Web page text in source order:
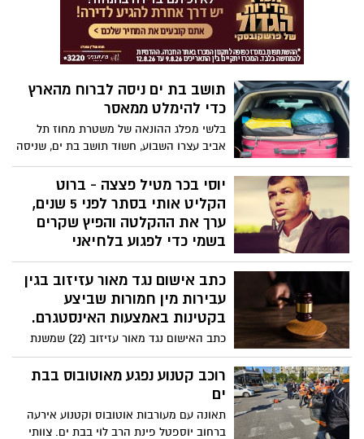
תושב בת ים ניסה לברוח מהארץ
כדי להימלט ממאסר
בלשי מפלג ההונאה של משטרת מחוז תל
אביב עצרו השבוע, חשוד תושב בת ים, שניסה
להימלט מהארץ עם דרכונים מזויפים לאחר
שלא התייצב בבית משפט לקבלת גזר דין בגין
עבירות הונאה חמורות שביצע.
יוסי בכר מטיל פצצה - ברוט
הקליט אותי בסתר לפני 5 שנים,
ערך את ההקלטה והפיץ שקרים
בשמי כדי לפגוע בלחיאני
מה חושבים הבת ימים על ראש עיר שמקליט
אנשים בסתר ומפיץ את ההקלטה לצרכיו
האישיים? יוסי בכר חושב שזו בושה לאיש,
בטח לראש עיר. בתשובה לשאלות עיתונאי
שיצאו בשמו. הוא גם מוסיף בכתב לעיתונאי -
לחיאני, אבל הוא איש ביצוע גדול בכמה
מידות על ברוט הנוכחי". תגובת מטה לחיאני -
ברוט בלחץ ויעשה הכל כדי לשמור על הכיסא
שלו בלי לבחול בשום אמצעי, גם לרדת הכי
כתב אישום נגד מאור עזיזוב בגין
עבירות מין חמורות שביצע
בקטינות באמצעות האינסטגרם.
כתב האישום נגד מאור עזיזוב (22) שמשנת
2022 ועד למעצרו בינואר 2024, פנה ל-19
קטינות באמצעות פרופילים פיקטיביים
באינסטגרם, והציג את עצמו בכזב בפניהן
רוכב קטנוע נפגע מאוטובוס בבת
ים
תאונה עם מעורבות אוטובוס וקטנוע אירעה
ברחוב יוספטל פינת הרב לוי בבת ים. צוותי